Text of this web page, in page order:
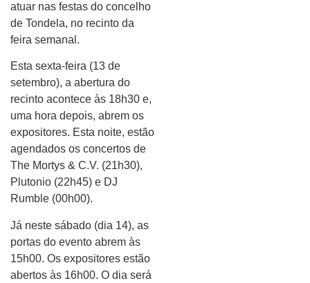
atuar nas festas do concelho
de Tondela, no recinto da
feira semanal.
Esta sexta-feira (13 de
setembro), a abertura do
recinto acontece às 18h30 e,
uma hora depois, abrem os
expositores. Esta noite, estão
agendados os concertos de
The Mortys & C.V. (21h30),
Plutonio (22h45) e DJ
Rumble (00h00).
Já neste sábado (dia 14), as
portas do evento abrem às
15h00. Os expositores estão
abertos às 16h00. O dia será